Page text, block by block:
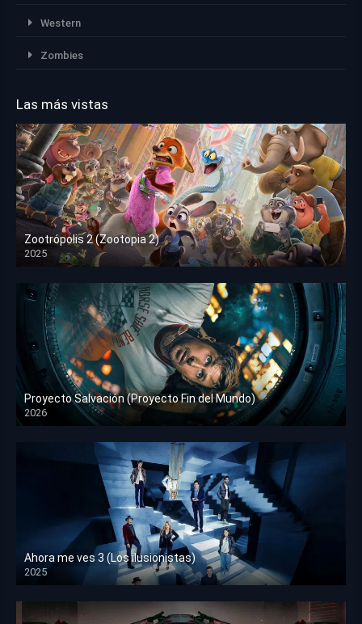
Western
Zombies
Las más vistas
Zootrópolis 2 (Zootopia 2)
2025
HD 1080p
Proyecto Salvación (Proyecto Fin del Mundo)
2026
HD 1080p
Ahora me ves 3 (Los ilusionistas)
2025
HD 1080p